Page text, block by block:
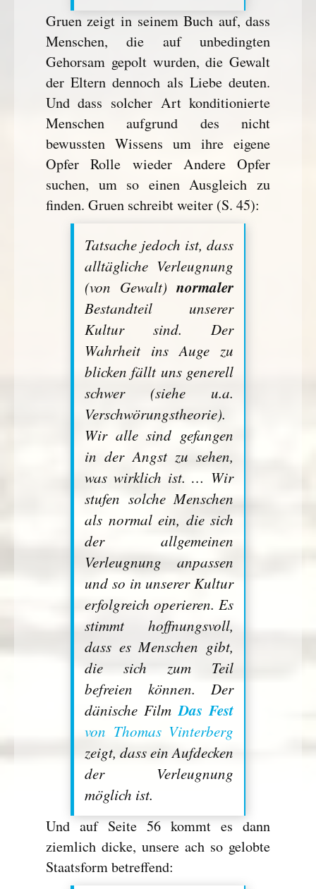
Gruen zeigt in seinem Buch auf, dass
Menschen, die auf unbedingten
Gehorsam gepolt wurden, die Gewalt
der Eltern dennoch als Liebe deuten.
Und dass solcher Art konditionierte
Menschen aufgrund des nicht
bewussten Wissens um ihre eigene
Opfer Rolle wieder Andere Opfer
suchen, um so einen Ausgleich zu
finden. Gruen schreibt weiter (S. 45):
Tatsache jedoch ist, dass
alltägliche Verleugnung
(von Gewalt) normaler
Bestandteil unserer
Kultur sind. Der
Wahrheit ins Auge zu
blicken fällt uns generell
schwer (siehe u.a.
Verschwörungstheorie).
Wir alle sind gefangen
in der Angst zu sehen,
was wirklich ist. … Wir
stufen solche Menschen
als normal ein, die sich
der allgemeinen
Verleugnung anpassen
und so in unserer Kultur
erfolgreich operieren. Es
stimmt hoffnungsvoll,
dass es Menschen gibt,
die sich zum Teil
befreien können. Der
dänische FilmDas Fest
von Thomas Vinterberg
zeigt, dass ein Aufdecken
der Verleugnung
möglich ist.
Und auf Seite 56 kommt es dann
ziemlich dicke, unsere ach so gelobte
Staatsform betreffend: